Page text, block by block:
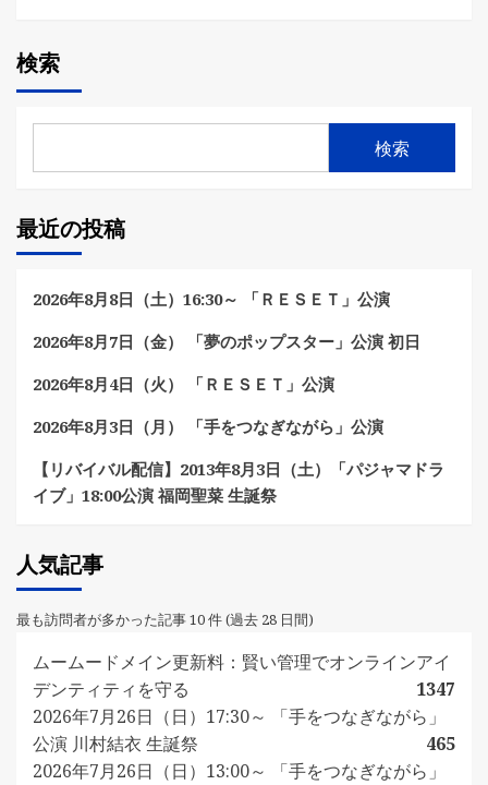
検索
検索
最近の投稿
2026年8月8日（土）16:30～ 「ＲＥＳＥＴ」公演
2026年8月7日（金） 「夢のポップスター」公演 初日
2026年8月4日（火） 「ＲＥＳＥＴ」公演
2026年8月3日（月） 「手をつなぎながら」公演
【リバイバル配信】2013年8月3日（土）「パジャマドラ
イブ」18:00公演 福岡聖菜 生誕祭
人気記事
最も訪問者が多かった記事 10 件 (過去 28 日間)
ムームードメイン更新料：賢い管理でオンラインアイ
デンティティを守る
1347
2026年7月26日（日）17:30～ 「手をつなぎながら」
公演 川村結衣 生誕祭
465
2026年7月26日（日）13:00～ 「手をつなぎながら」